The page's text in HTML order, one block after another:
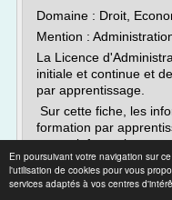
En poursuivant votre navigation sur
l'utilisation de cookies pour vous
services adaptés à vos centres
Domaine : Droit,
Mention :
La Licence
initiale et continue et
par apprentissage.
Sur cette fiche, les
formation par
autres informations
consulter directement
Lire la suite